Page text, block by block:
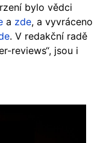
bylo vědci
a zde, a vyvráceno
. V redakční radě
reviews“, jsou i